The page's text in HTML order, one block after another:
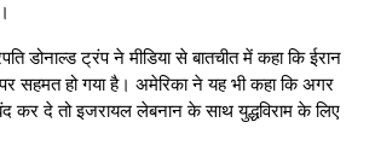
डोनाल्ड ट्रंप ने मीडिया से बातचीत में कहा कि ईरान
सहमत हो गया है। अमेरिका ने यह भी कहा कि अगर
कर दे तो इजरायल लेबनान के साथ युद्धविराम के लिए